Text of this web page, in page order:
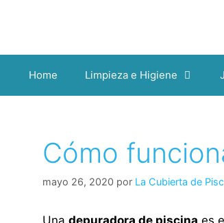
Home Limpieza e Higiene
Cómo
mayo 26, 2020 por La Cubierta de